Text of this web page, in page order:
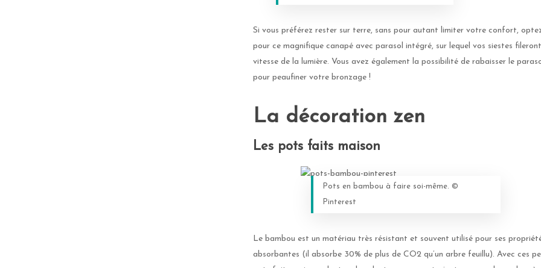
Si vous préférez rester sur terre, sans pour autant limiter votre confort,
pour ce magnifique canapé avec parasol intégré, sur lequel vos siestes
vitesse de la lumière. Vous avez également la possibilité de rabaisser le
pour peaufiner votre bronzage !
La décoration zen
Les pots faits maison
Pots en bambou à faire soi-même. ©️
Pinterest
Le bambou est un matériau très résistant et souvent utilisé pour ses
absorbantes (il absorbe 30% de plus de CO2 qu’un arbre feuillu). Avec ces